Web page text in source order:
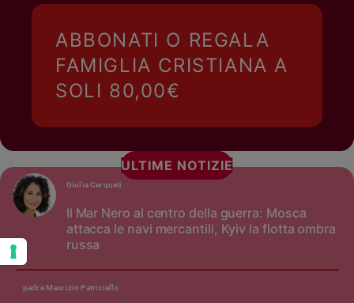
ABBONATI O REGALA
FAMIGLIA CRISTIANA A
SOLI 80,00€
ULTIME NOTIZIE
Il Mar Nero al centro della guerra: Mosca
attacca le navi mercantili, Kyiv la flotta ombra
russa
Giulia Cerqueti
padre Maurizio Patriciello